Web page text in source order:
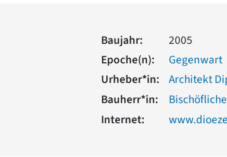
Baujahr:
2005
Epoche(n):
Gegenwart
Urheber*in:
Architekt
Bauherr*in:
Internet: